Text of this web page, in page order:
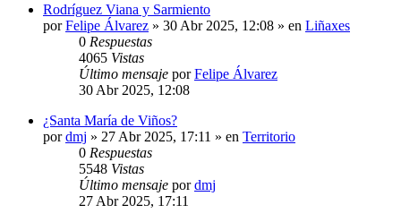
Rodríguez Viana y Sarmiento
porFelipe Álvarez » 30 Abr 2025, 12:08 » en Liñaxes
0 Respuestas
4065 Vistas
Último mensaje porFelipe Álvarez
30 Abr 2025, 12:08
¿Santa María de Viños?
pordmj » 27 Abr 2025, 17:11 » en Territorio
0 Respuestas
5548 Vistas
Último mensaje pordmj
27 Abr 2025, 17:11